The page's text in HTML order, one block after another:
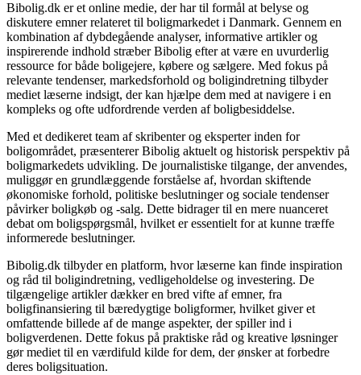
Bibolig.dk er et online medie, der har til formål at belyse og
diskutere emner relateret til boligmarkedet i Danmark. Gennem en
kombination af dybdegående analyser, informative artikler og
inspirerende indhold stræber Bibolig efter at være en uvurderlig
ressource for både boligejere, købere og sælgere. Med fokus på
relevante tendenser, markedsforhold og boligindretning tilbyder
mediet læserne indsigt, der kan hjælpe dem med at navigere i en
kompleks og ofte udfordrende verden af boligbesiddelse.
Med et dedikeret team af skribenter og eksperter inden for
boligområdet, præsenterer Bibolig aktuelt og historisk perspektiv på
boligmarkedets udvikling. De journalistiske tilgange, der anvendes,
muliggør en grundlæggende forståelse af, hvordan skiftende
økonomiske forhold, politiske beslutninger og sociale tendenser
påvirker boligkøb og -salg. Dette bidrager til en mere nuanceret
debat om boligspørgsmål, hvilket er essentielt for at kunne træffe
informerede beslutninger.
Bibolig.dk tilbyder en platform, hvor læserne kan finde inspiration
og råd til boligindretning, vedligeholdelse og investering. De
tilgængelige artikler dækker en bred vifte af emner, fra
boligfinansiering til bæredygtige boligformer, hvilket giver et
omfattende billede af de mange aspekter, der spiller ind i
boligverdenen. Dette fokus på praktiske råd og kreative løsninger
gør mediet til en værdifuld kilde for dem, der ønsker at forbedre
deres boligsituation.